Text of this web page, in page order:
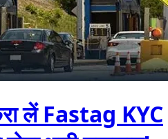
लें Fastag KYC